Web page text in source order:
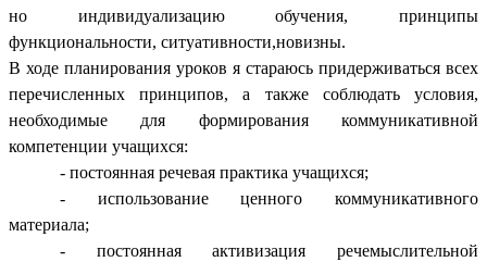
но индивидуализацию обучения, принципы
функциональности, ситуативности,новизны.
В ходе планирования уроков я стараюсь придерживаться всех
перечисленных принципов, а также соблюдать
условия,
необходимые для формирования коммуникативной
компетенции учащихся:
- постоянная речевая практика учащихся;
- использование ценного коммуникативного
материала;
- постоянная активизация речемыслительной